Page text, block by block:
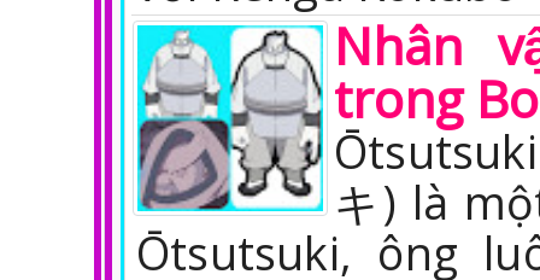
Nhân
trong
キ) là
Ōtsutsuki, ông